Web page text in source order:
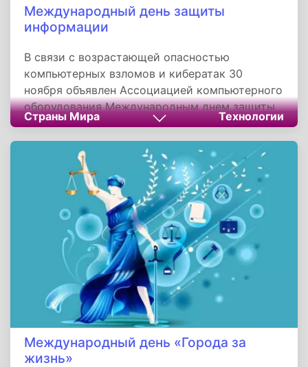
Международный день защиты
информации
В связи с возрастающей опасностью
компьютерных взломов и кибератак 30
ноября объявлен Ассоциацией компьютерного
оборудования Международным днем защиты
информации. Это неофициальный праздник,
целями которого являются информирование о
том, как важно защищать свой компьютер и
хранящуюся на нем личную информацию, и
привлечение внимания разработчиков
компьютерного программного обеспечения к
проблемам кибербезопасности.
Страны Мира Технологии
Международный день «Города за
жизнь»